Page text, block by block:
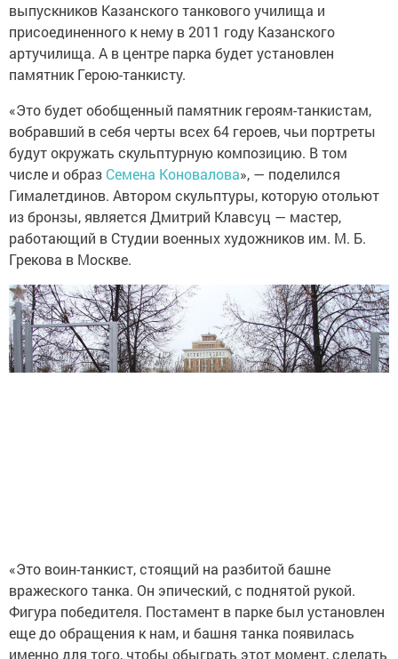
выпускников Казанского танкового училища и
присоединенного к нему в 2011 году Казанского
артучилища. А в центре парка будет установлен
памятник Герою-танкисту.
«Это будет обобщенный памятник героям-танкистам,
вобравший в себя черты всех 64 героев, чьи портреты
будут окружать скульптурную композицию. В том
числе и образ Семена Коновалова», — поделился
Гималетдинов. Автором скульптуры, которую отольют
из бронзы, является Дмитрий Клавсуц — мастер,
работающий в Студии военных художников им. М. Б.
Грекова в Москве.
«Это воин-танкист, стоящий на разбитой башне
вражеского танка. Он эпический, с поднятой рукой.
Фигура победителя. Постамент в парке был установлен
еще до обращения к нам, и башня танка появилась
именно для того, чтобы обыграть этот момент, сделать